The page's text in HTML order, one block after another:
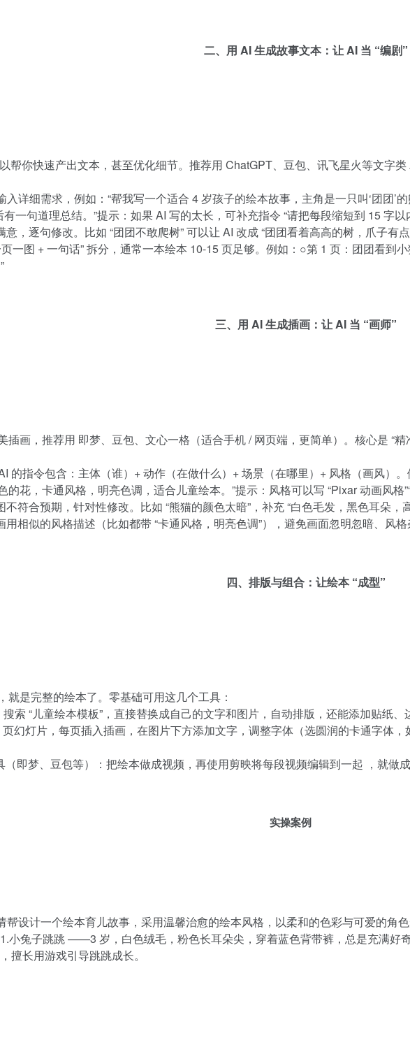
二、用 AI 生成故事文本：让 AI 当 “编剧”
帮你快速产出文本，甚至优化细节。推荐用 ChatGPT、豆包、讯飞星火等文字
入详细需求，例如：“帮我写一个适合 4 岁孩子的绘本故事，主角是一只叫‘团团’
一句道理总结。”提示：如果 AI 写的太长，可补充指令 “请把每段缩短到 15 字以
，逐句修改。比如 “团团不敢爬树” 可以让 AI 改成 “团团看着高高的树，爪子有点
一图 + 一句话” 拆分，通常一本绘本 10-15 页足够。例如：○第 1 页：团团看到
三、用 AI 生成插画：让 AI 当 “画师”
画，推荐用 即梦、豆包、文心一格（适合手机 / 网页端，更简单）。核心是 “精
的指令包含：主体（谁）+ 动作（在做什么）+ 场景（在哪里）+ 风格（画风）
花，卡通风格，明亮色调，适合儿童绘本。”提示：风格可以写 “Pixar 动画风格”“
符合预期，针对性修改。比如 “熊猫的颜色太暗”，补充 “白色毛发，黑色耳朵，
相似的风格描述（比如都带 “卡通风格，明亮色调”），避免画面忽明忽暗、风格
四、排版与组合：让绘本 “成型”
就是完整的绘本了。零基础可用这几个工具：
索 “儿童绘本模板”，直接替换成自己的文字和图片，自动排版，还能添加贴纸、
幻灯片，每页插入插画，在图片下方添加文字，调整字体（选圆润的卡通字体
即梦、豆包等）：把绘本做成视频，再使用剪映将每段视频编辑到一起 ，就做成
实操案例
帮设计一个绘本育儿故事，采用温馨治愈的绘本风格，以柔和的色彩与可爱的角
小兔子跳跳 ——3 岁，白色绒毛，粉色长耳朵尖，穿着蓝色背带裤，总是充满
擅长用游戏引导跳跳成长。